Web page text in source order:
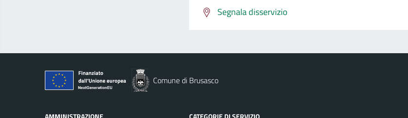
Segnala disservizio
Comune di Brusasco